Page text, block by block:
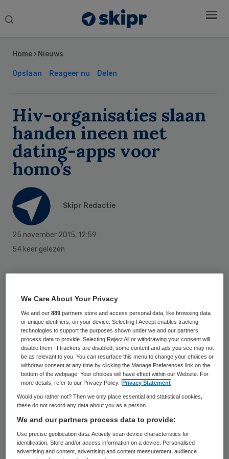
Search
Home › Nieuws
Opslaan Reageer nu Delen
Hiv-organisaties slaan
handen ineen met
dating-apps voor
homo’s
Skipr Redactie
25 november 2015, 12:59
54 keer gelezen
dating apps voor homo’s zijn een
samenwerking aangegaan om hiv-testen te
stimuleren onder miljoenen app-gebruikers.
Zij doen dit in het kader van de Europese
Hiv-Hepatitis Testweek.
Tijdens de Europese HIV-Hepatitis Testing
Week (20-27 november), promoten Grindr,
Hornet en PlanetRomeo (drie van de meest
populaire dating apps voor mannen die seks
hebben met mannen in Europa) gratis de
Sidebar
We Care About Your Privacy
We and our889 partners store and access personal data, like browsing data
or unique identifiers, on your device. Selecting I Accept enables tracking
technologies to support the purposes shown under we and our partners
process data to provide. Selecting Reject All or withdrawing your consent will
disable them. If trackers are disabled, some content and ads you see may not
be as relevant to you. You can resurface this menu to change your choices or
withdraw consent at any time by clicking the Manage Preferences link on the
bottom of the webpage. Your choices will have effect within our Website. For
more details, refer to our Privacy Policy.
Privacy Statement
Would you rather not? Then we only place essential and statistical cookies,
these do not record any data about you as a person
We and our partners process data to provide:
Use precise geolocation data. Actively scan device characteristics for
identification. Store and/or access information on a device. Personalised
advertising and content, advertising and content measurement, audience